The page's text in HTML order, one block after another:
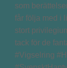
som
får följa med i
stort
tack för de
#Vigselring